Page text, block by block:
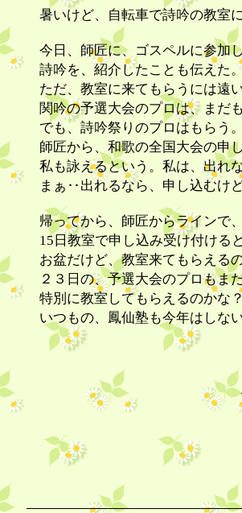
暑いけど、自転車で詩吟の教室
今日、師匠に、ゴスペルに参加
詩吟を、紹介したことも伝えた
ただ、教室に来てもらうには遠
関吟の予選大会のプロは、まだ
でも、詩吟祭りのプロはもらう。
師匠から、和歌の全国大会の申
私も詠えるという。私は、出れ
まぁ‥出れるなら、申し込むけ
帰ってから、師匠からラインで、
15日教室で申し込み受け付ける
お盆だけど、教室来てもらえる
２３日の、予選大会のプロもま
特別に教室してもらえるのかな
いつもの、鳳仙塾も今年はしな